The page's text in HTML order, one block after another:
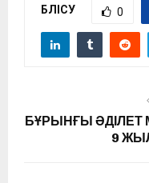
БӨЛІСУ 0
БҰРЫНҒЫ ӘДІЛЕТ
9